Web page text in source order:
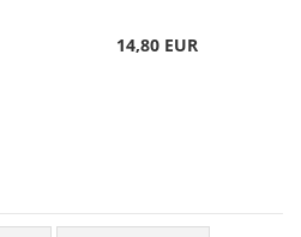
14,80 EUR